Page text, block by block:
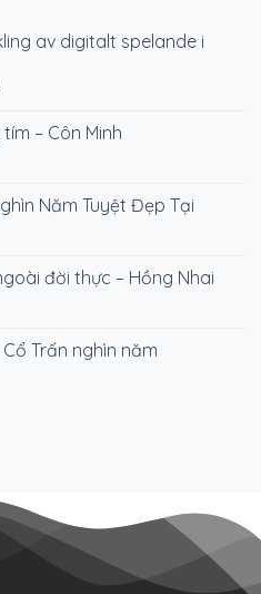
av digitalt spelande i
ở
och
utveckling
spelande
i
– Côn Minh
Năm Tuyệt Đẹp Tại
đời thực – Hồng Nhai
Trấn nghìn năm